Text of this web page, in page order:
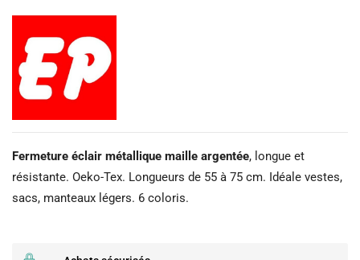
Fermeture éclair métallique maille argentée, longue et
résistante. Oeko-Tex. Longueurs de 55 à 75 cm. Idéale vestes,
sacs, manteaux légers. 6 coloris.